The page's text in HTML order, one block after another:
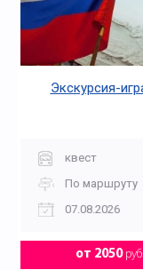
Экскурсия-
квест
По маршруту
07.08.2026
от 2050руб.